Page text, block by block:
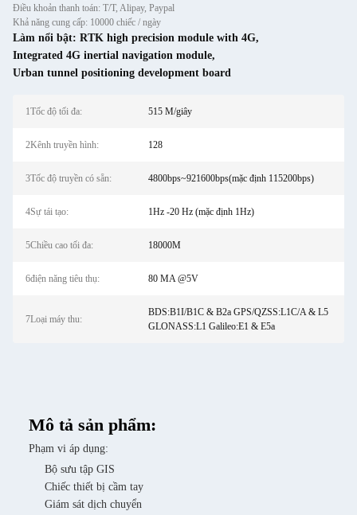
Điều khoản thanh toán: T/T, Alipay, Paypal
Khả năng cung cấp: 10000 chiếc / ngày
Làm nổi bật: RTK high precision module with 4G,
Integrated 4G inertial navigation module,
Urban tunnel positioning development board
1Tốc độ tối đa: 515 M/giây
2Kênh truyền hình: 128
3Tốc độ truyền có sẵn: 4800bps~921600bps(mặc định 115200bps)
4Sự tái tạo: 1Hz -20 Hz (mặc định 1Hz)
5Chiều cao tối đa: 18000M
6điện năng tiêu thụ: 80 MA @5V
7Loại máy thu:
BDS:B1I/B1C & B2a GPS/QZSS:L1C/A & L5
GLONASS:L1 Galileo:E1 & E5a
Mô tả sản phẩm:
Phạm vi áp dụng:
Bộ sưu tập GIS
Chiếc thiết bị cầm tay
Giám sát dịch chuyển